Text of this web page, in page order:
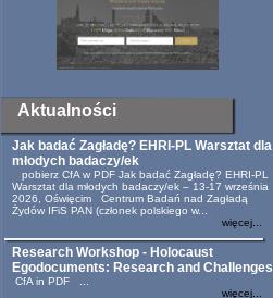
Aktualności
Jak badać Zagładę? EHRI-PL Warsztat dla
młodych badaczy/ek
pobierz CfA w PDF Jak badać Zagładę? EHRI-PL
Warsztat dla młodych badaczy/ek – 13-17 września
2026, Oświęcim Centrum Badań nad Zagładą
Żydów IFiS PAN (członek polskiego w...
więcej...
Research Workshop - Holocaust
Egodocuments: Research and Challenges
CfA in PDF ...
więcej...